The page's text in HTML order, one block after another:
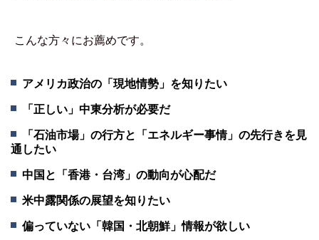
こんな方々にお薦めです。
アメリカ政治の「現地情勢」を知りたい
「正しい」中東分析が必要だ
「石油市場」の行方と「エネルギー事情」の先行きを見
通したい
中国と「香港・台湾」の動向が心配だ
米中露関係の展望を知りたい
偏っていない「韓国・北朝鮮」情報が欲しい